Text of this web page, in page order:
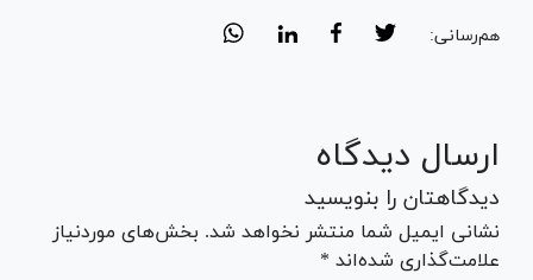
هم‌رسانی:
ارسال دیدگاه
دیدگاهتان را بنویسید
نشانی ایمیل شما منتشر نخواهد شد. بخش‌های موردنیاز
علامت‌گذاری شده‌اند *